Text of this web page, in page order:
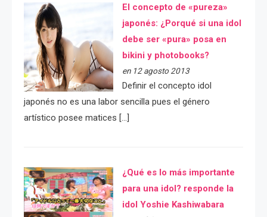
El concepto de «pureza»
japonés: ¿Porqué si una idol
debe ser «pura» posa en
bikini y photobooks?
en 12 agosto 2013
Definir el concepto idol
japonés no es una labor sencilla pues el género
artístico posee matices […]
¿Qué es lo más importante
para una idol? responde la
idol Yoshie Kashiwabara